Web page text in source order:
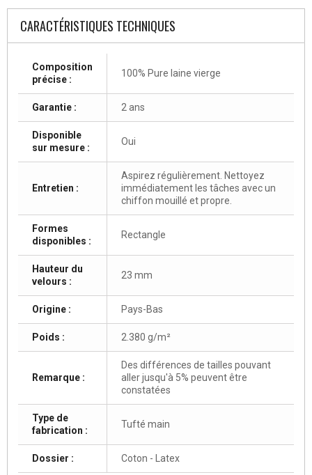
CARACTÉRISTIQUES TECHNIQUES
Composition
précise :
100% Pure laine vierge
Garantie : 2 ans
Disponible
sur mesure :
Oui
Entretien :
Aspirez régulièrement. Nettoyez
immédiatement les tâches avec un
chiffon mouillé et propre.
Formes
disponibles :
Rectangle
Hauteur du
velours :
23 mm
Origine : Pays-Bas
Poids : 2.380 g/m²
Remarque :
Des différences de tailles pouvant
aller jusqu'à 5% peuvent être
constatées
Type de
fabrication :
Tufté main
Dossier : Coton - Latex